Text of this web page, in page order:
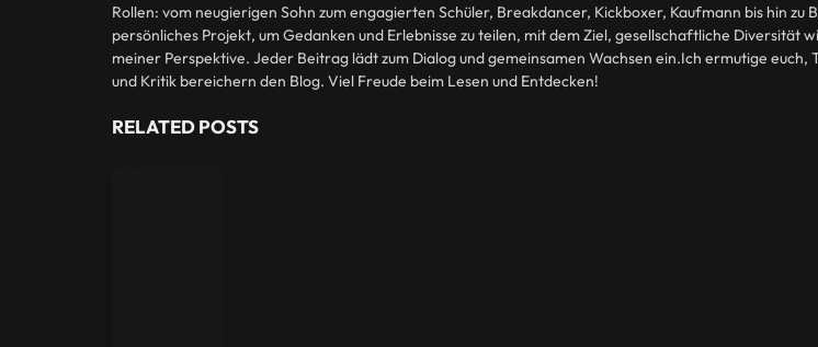
Rollen: vom neugierigen Sohn zum engagierten Schüler, Breakdancer, Kickboxer, Kaufmann bis hin
persönliches Projekt, um Gedanken und Erlebnisse zu teilen, mit dem Ziel, gesellschaftliche
meiner Perspektive. Jeder Beitrag lädt zum Dialog und gemeinsamen Wachsen ein.Ich ermutige
und Kritik bereichern den Blog. Viel Freude beim Lesen und Entdecken!
RELATEDPOSTS